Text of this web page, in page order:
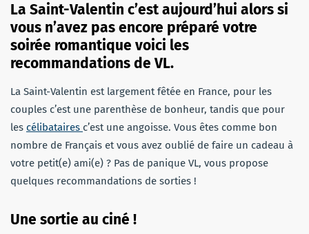
La Saint-Valentin c’est aujourd’hui alors si
vous n’avez pas encore préparé votre
soirée romantique voici les
recommandations de VL.
La Saint-Valentin est largement fêtée en France, pour les
couples c’est une parenthèse de bonheur, tandis que pour
les célibataires c’est une angoisse. Vous êtes comme bon
nombre de Français et vous avez oublié de faire un cadeau à
votre petit(e) ami(e) ? Pas de panique VL, vous propose
quelques recommandations de sorties !
Une sortie au ciné !